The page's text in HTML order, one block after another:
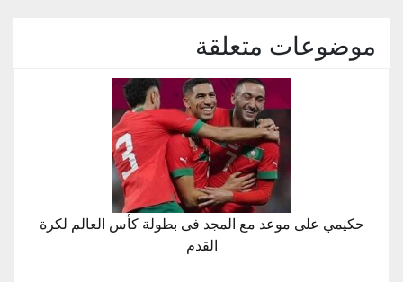
موضوعات متعلقة
حكيمي على موعد مع المجد فى بطولة كأس العالم لكرة
القدم